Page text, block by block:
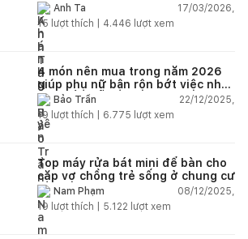
Anh Ta
17/03/2026,
15 lượt thích | 4.446 lượt xem
4 món nên mua trong năm 2026
giúp phụ nữ bận rộn bớt việc nhà,
nhẹ đầu mỗi ngày
Bảo Trần
22/12/2025,
19 lượt thích | 6.775 lượt xem
Top máy rửa bát mini để bàn cho
cặp vợ chồng trẻ sống ở chung cư
Nam Phạm
08/12/2025,
19 lượt thích | 5.122 lượt xem